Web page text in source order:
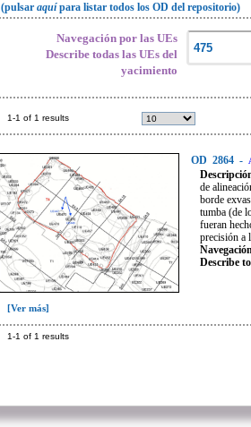
(pulsar aquípara listar todos los OD del repositorio)
Navegación por las UEs
Describe todas las UEs del
yacimiento
1-1 of 1 results
OD 2864 -
de
borde
tumba (de
fueran
precisión a
Describe
[Ver más]
1-1 of 1 results